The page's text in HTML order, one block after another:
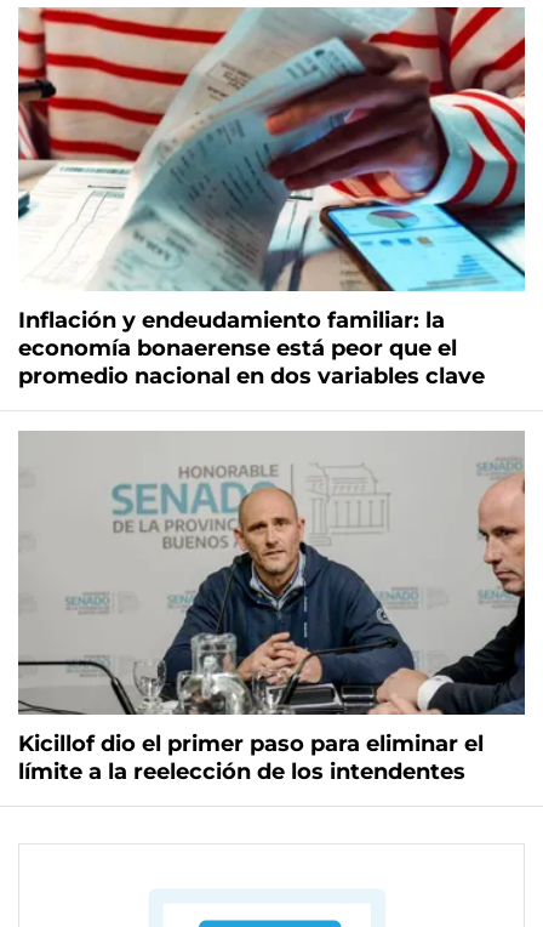
Inflación y endeudamiento familiar: la
economía bonaerense está peor que el
promedio nacional en dos variables clave
Kicillof dio el primer paso para eliminar el
límite a la reelección de los intendentes